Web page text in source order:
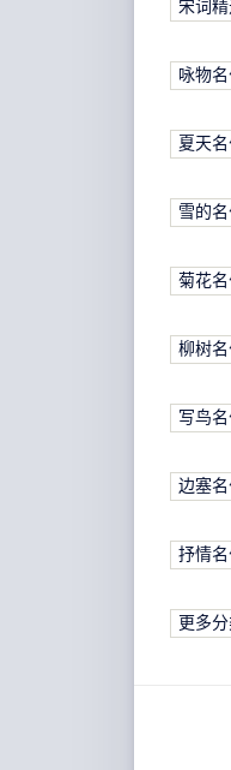
宋词
咏物
夏天
雪的
菊花名
柳树名
写鸟
边塞名
抒情名
更多